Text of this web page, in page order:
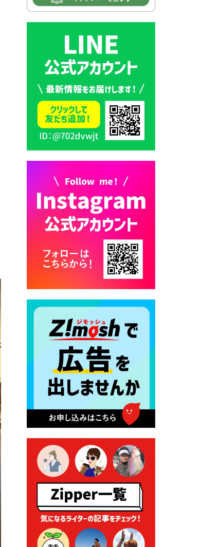
2026年7月30日 豊前市立学校
2026年7月30日 豊前市立学校
紹介≪再編計画の見直しにつ
いて≫
2026年7月29日 豊前市指定ご
み袋販売のお知らせ
2026年7月28日 豊前カラス天
狗みなと祭り（花火大会）開
催決定！
2026年7月28日 令和8年度
京築地区水道企業団職員採用
試験（募集）
2026年7月27日 マイナンバー
カード交付に伴う休日および
平日夜間開庁の案内
2026年7月22日 令和８年度
「こども文化パスポート事
2026年7月21日 卜仙の郷 お
盆期間の営業時間のお知らせ
2026年7月17日 バス経路検索
のご利用案内
2026年7月10日 台湾伝統音楽
団体 「北埔八音団・楽善軒」
公演開催のお知らせ
ンディング型ふるさと納税の
実施について
2026年7月9日 農地法等に係
る各種申請に係る登記事項証
明書の添付省略について
2026年7月9日 廃食用油の回
収
2026年7月7日 「おゆずりコ
ーナー」について
2026年7月1日 豊前市民プール